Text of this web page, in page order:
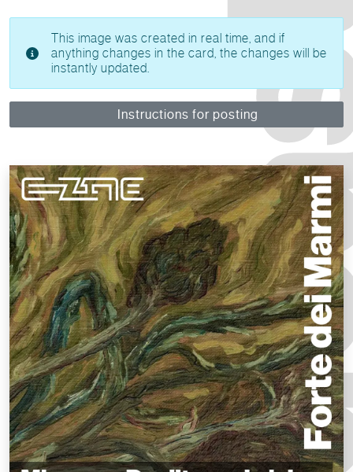
This image was created in real time, and if
anything changes in the card, the changes will be
instantly updated.
Instructions for posting